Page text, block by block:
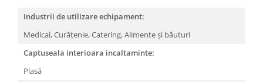
Jachete
Impermeabile
Veste
Reflectorizante
Industrii de utilizare echipament:
Medical,Curățenie,Catering,Alimente și băuturi
Captuseala interioara incaltaminte:
Plasă